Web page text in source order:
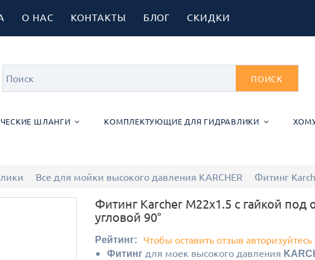
О НАС КОНТАКТЫ БЛОГ СКИДКИ
ШЛАНГИ КОМПЛЕКТУЮЩИЕ ДЛЯ ГИДРАВЛИКИ
ПОИСК
Все для мойки высокого давления KARCHER Фитинг
Фитинг Karcher М22х1.5 с гайкой под
угловой 90°
Рейтинг: Чтобы оставить отзыв авторизуйтесь
Фитинг для моек высокого давления